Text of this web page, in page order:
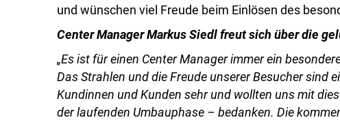
und wünschen viel Freude beim Einlösen des
Center Manager Markus Siedl freut sich über die
„Es ist für einen Center Manager immer ein
Das Strahlen und die Freude unserer Besucher sind
Kundinnen und Kunden sehr und wollten uns mit
der laufenden Umbauphase – bedanken. Die